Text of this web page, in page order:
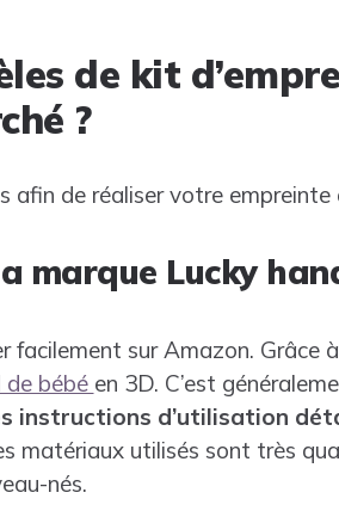
de kit
?
afin de réaliser votre empreinte
marque Lucky
facilement sur Amazon. Grâce
de bébé en 3D. C’est
instructions d’utilisation
matériaux utilisés sont très
nés.